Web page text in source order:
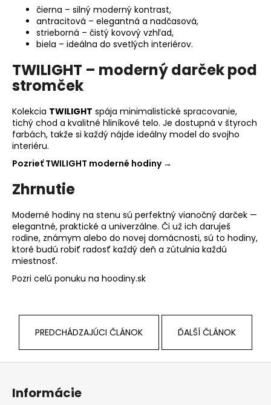
čierna – silný moderný kontrast,
antracitová – elegantná a nadčasová,
strieborná – čistý kovový vzhľad,
biela – ideálna do svetlých interiérov.
TWILIGHT – moderný darček pod
stromček
Kolekcia TWILIGHT spája minimalistické spracovanie,
tichý chod a kvalitné hliníkové telo. Je dostupná v štyroch
farbách, takže si každý nájde ideálny model do svojho
interiéru.
Pozrieť TWILIGHT moderné hodiny →
Zhrnutie
Moderné hodiny na stenu sú perfektný vianočný darček —
elegantné, praktické a univerzálne. Či už ich daruješ
rodine, známym alebo do novej domácnosti, sú to hodiny,
ktoré budú robiť radosť každý deň a zútulnia každú
miestnosť.
Pozri celú ponuku na hoodiny.sk
PREDCHÁDZAJÚCI ČLÁNOK ĎALŠÍ ČLÁNOK
€29
Z
Informácie